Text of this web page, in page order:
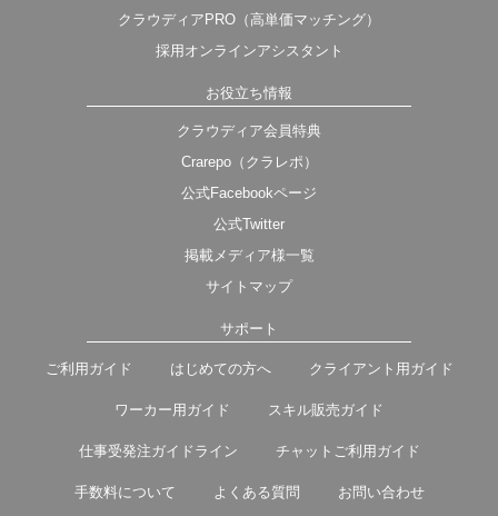
クラウディアPRO（高単価マッチング）
採用オンラインアシスタント
お役立ち情報
クラウディア会員特典
Crarepo（クラレポ）
公式Facebookページ
公式Twitter
掲載メディア様一覧
サイトマップ
サポート
ご利用ガイド はじめての方へ クライアント用ガイド
ワーカー用ガイド スキル販売ガイド
仕事受発注ガイドライン チャットご利用ガイド
手数料について よくある質問 お問い合わせ